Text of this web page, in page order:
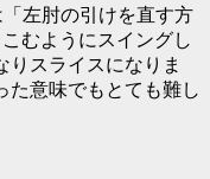
左肘の引けを直す方
むようにスイングし
りスライスになりま
た意味でもとても難し